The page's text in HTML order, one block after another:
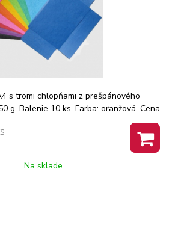
s tromi chlopňami z prešpánového
g. Balenie 10 ks. Farba: oranžová. Cena
Na sklade